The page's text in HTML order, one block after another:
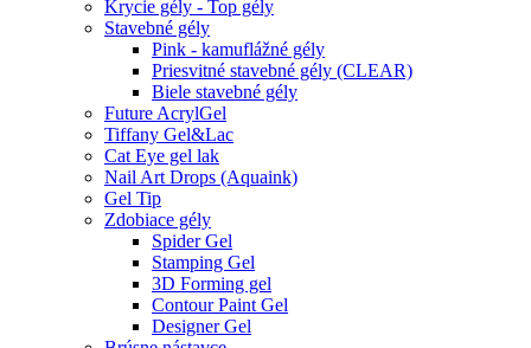
Krycie gély - Top gély
Stavebné gély
Pink - kamuflážné gély
Priesvitné stavebné gély (CLEAR)
Biele stavebné gély
Future AcrylGel
Tiffany Gel&Lac
Cat Eye gel lak
Nail Art Drops (Aquaink)
Gel Tip
Zdobiace gély
Spider Gel
Stamping Gel
3D Forming gel
Contour Paint Gel
Designer Gel